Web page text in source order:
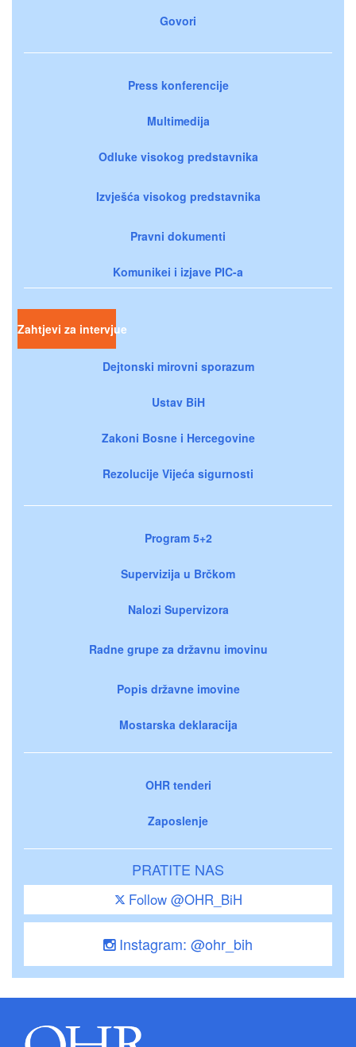
Govori
Press konferencije
Multimedija
Odluke visokog predstavnika
Izvješća visokog predstavnika
Pravni dokumenti
Komunikei i izjave PIC-a
Zahtjevi za intervjue
Dejtonski mirovni sporazum
Ustav BiH
Zakoni Bosne i Hercegovine
Rezolucije Vijeća sigurnosti
Program 5+2
Supervizija u Brčkom
Nalozi Supervizora
Radne grupe za državnu imovinu
Popis državne imovine
Mostarska deklaracija
OHR tenderi
Zaposlenje
PRATITE NAS
Follow @OHR_BiH
Instagram: @ohr_bih